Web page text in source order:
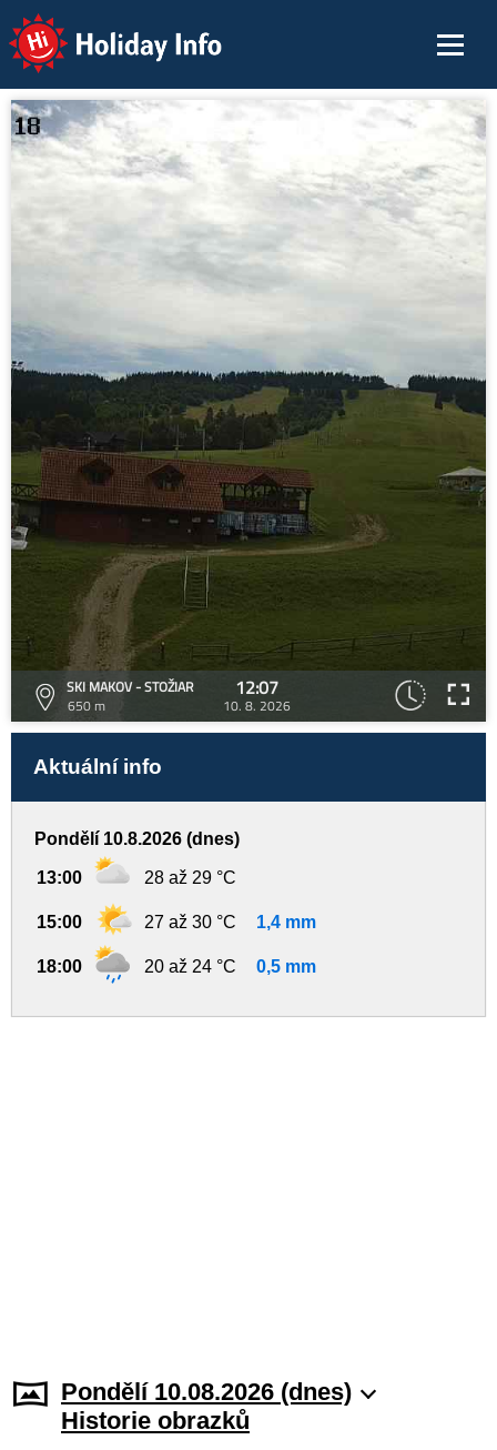
Holiday Info
SKI MAKOV - STOŽIAR
650 m
12:07
10. 8. 2026
Aktuální info
Pondělí 10.8.2026 (dnes)
13:00 28 až 29 °C
15:00 27 až 30 °C 1,4 mm
18:00 20 až 24 °C 0,5 mm
Pondělí 10.08.2026 (dnes)
Historie obrazků